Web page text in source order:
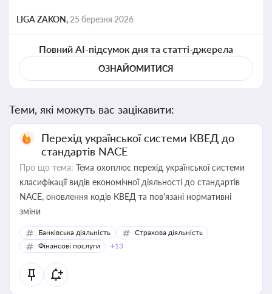
LIGA ZAKON, 25 березня 2026
Повний AI-підсумок дня та статті-джерела
ОЗНАЙОМИТИСЯ
Теми, які можуть вас зацікавити:
Перехід української системи КВЕД до
стандартів NACE
Про що тема: Тема охоплює перехід української системи
класифікації видів економічної діяльності до стандартів
NACE, оновлення кодів КВЕД та пов'язані нормативні
зміни
Банківська діяльність
Страхова діяльність
Фінансові послуги
+13